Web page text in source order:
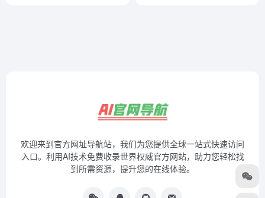
欢迎来到官方网址导航站，我们为您提供全球一站式快速访问
入口。利用AI技术免费收录世界权威官方网站，助力您轻松找
到所需资源，提升您的在线体验。